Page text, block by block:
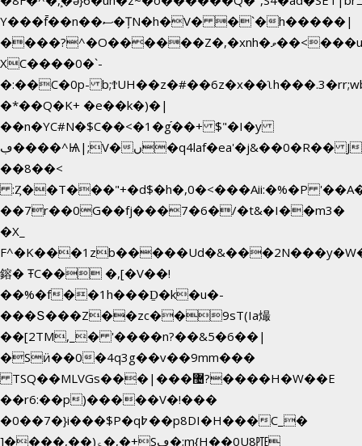
Y���f̄��n��ސ�ȚN�h�V� �`�h�����|
����?^�O������Z�,�xnh�ވ��<���u4Ɠ��+�
XC����0�`-
�:��C�0p- b;ϮUH��z�#��6z�x��ʅh���.
�*��Q�K+ �e��k�)�|
��n�YC#N�$C��<�1�g֡��+ $"�I�y
ڢ����^Ѩ|;V�ں�q4laf�ea'�j&��0�R�� J0O
��8��<
:Ȥ��T���"+�d$�h�,0�<���Aii:�%�P
��7r��0G��fj���7�6�/�t&�I��m3�
�X_
鎔� ŦC�� �,[�V��!
��%�f��1h���Ḏ�k�u�-
���Տ���Z��zc��9sT(Ia熶
��[2TM,_� '����n?��&5�6��|
�Sӥ��0�4q3g��v��9mm���
TSQ��MLVGs���|���޴?����H�W��E
��r6:��p)�����V�!���
�0��7�}i���$P�q߈��p8DI�H���C_�
]����,��)؏�,�+Sڥ�;m{H��0U8㉐